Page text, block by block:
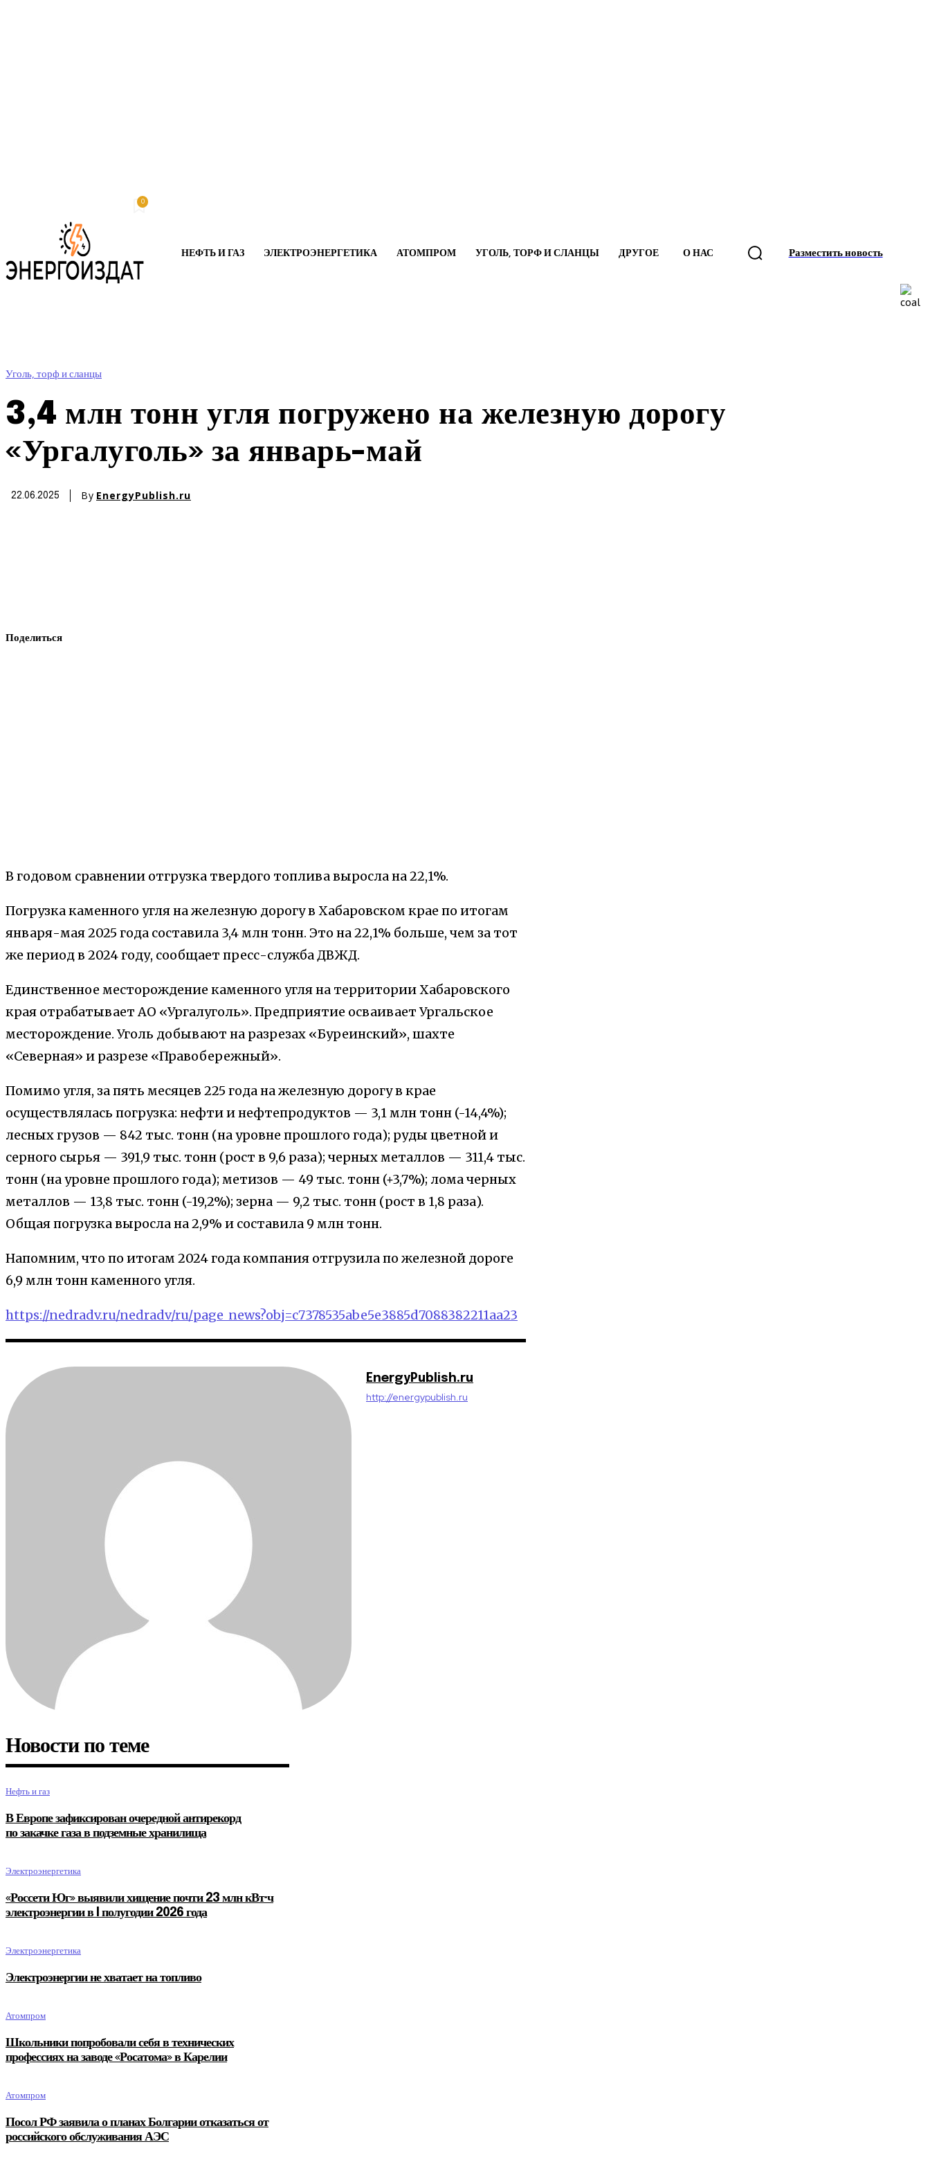
0
НЕФТЬ И ГАЗ ЭЛЕКТРОЭНЕРГЕТИКА АТОМПРОМ УГОЛЬ, ТОРФ И СЛАНЦЫ ДРУГОЕ О НАС Разместить новость
Уголь, торф и сланцы
3,4 млн тонн угля погружено на железную дорогу
«Ургалуголь» за январь-май
22.06.2025 By EnergyPublish.ru
Поделиться
В годовом сравнении отгрузка твердого топлива выросла на 22,1%.
Погрузка каменного угля на железную дорогу в Хабаровском крае по итогам
января-мая 2025 года составила 3,4 млн тонн. Это на 22,1% больше, чем за тот
же период в 2024 году, сообщает пресс-служба ДВЖД.
Единственное месторождение каменного угля на территории Хабаровского
края отрабатывает АО «Ургалуголь». Предприятие осваивает Ургальское
месторождение. Уголь добывают на разрезах «Буреинский», шахте
«Северная» и разрезе «Правобережный».
Помимо угля, за пять месяцев 225 года на железную дорогу в крае
осуществлялась погрузка: нефти и нефтепродуктов — 3,1 млн тонн (-14,4%);
лесных грузов — 842 тыс. тонн (на уровне прошлого года); руды цветной и
серного сырья — 391,9 тыс. тонн (рост в 9,6 раза); черных металлов — 311,4 тыс.
тонн (на уровне прошлого года); метизов — 49 тыс. тонн (+3,7%); лома черных
металлов — 13,8 тыс. тонн (-19,2%); зерна — 9,2 тыс. тонн (рост в 1,8 раза).
Общая погрузка выросла на 2,9% и составила 9 млн тонн.
Напомним, что по итогам 2024 года компания отгрузила по железной дороге
6,9 млн тонн каменного угля.
https://nedradv.ru/nedradv/ru/page_news?obj=c7378535abe5e3885d7088382211aa23
EnergyPublish.ru
http://energypublish.ru
Новости по теме
Нефть и газ
В Европе зафиксирован очередной антирекорд
по закачке газа в подземные хранилища
Электроэнергетика
«Россети Юг» выявили хищение почти 23 млн кВт·ч
электроэнергии в I полугодии 2026 года
Электроэнергетика
Электроэнергии не хватает на топливо
Атомпром
Школьники попробовали себя в технических
профессиях на заводе «Росатома» в Карелии
Атомпром
Посол РФ заявила о планах Болгарии отказаться от
российского обслуживания АЭС